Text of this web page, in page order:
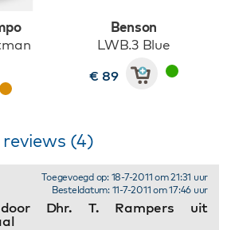
Benson
LWB.3 Blue
€ 89
reviews (4)
door Dhr. T. Rampers uit
Toegevoegd op: 18-7-2011 om 21:31 uur
Besteldatum: 11-7-2011 om 17:46 uur